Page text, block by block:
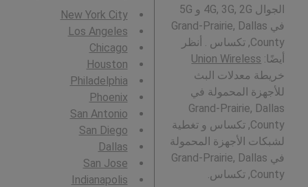
الجوال 4G, 3G, 2G و 5G
في Grand-Prairie, Dallas
County, تكساس . أنظر
أيضًا: Union Wireless
خريطة معدلات البث
للأجهزة المحمولة في
Grand-Prairie, Dallas
County, تكساس و تغطية
لشبكات الأجهزة المحمولة
في Grand-Prairie, Dallas
County, تكساس.
New York City
Los Angeles
Chicago
Houston
Philadelphia
Phoenix
San Antonio
San Diego
Dallas
San Jose
Indianapolis